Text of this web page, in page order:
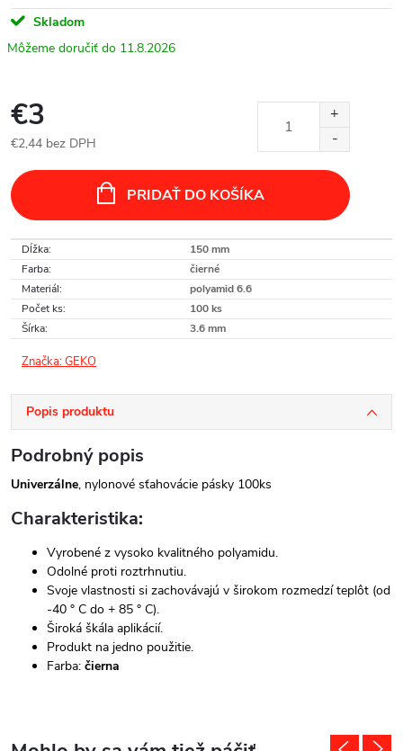
Skladom
11.8.2026
€3
€2,44 bez DPH
cena:
PRIDAŤ DO KOŠÍKA
Dĺžka:
150 mm
Farba:
čierné
Materiál:
polyamid 6.6
Počet ks:
100 ks
Šírka: 3.6 mm
Značka:GEKO
Popis produktu
Podrobný popis
Univerzálne, nylonové sťahovácie pásky 100ks
Charakteristika:
Vyrobené z vysoko kvalitného polyamidu.
Odolné proti roztrhnutiu.
Svoje vlastnosti si zachovávajú v širokom rozmedzí teplôt (od
-40 ° C do + 85 ° C).
Široká škála aplikácií.
Produkt na jedno použitie.
Farba: čierna